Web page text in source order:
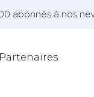
abonnés à nos